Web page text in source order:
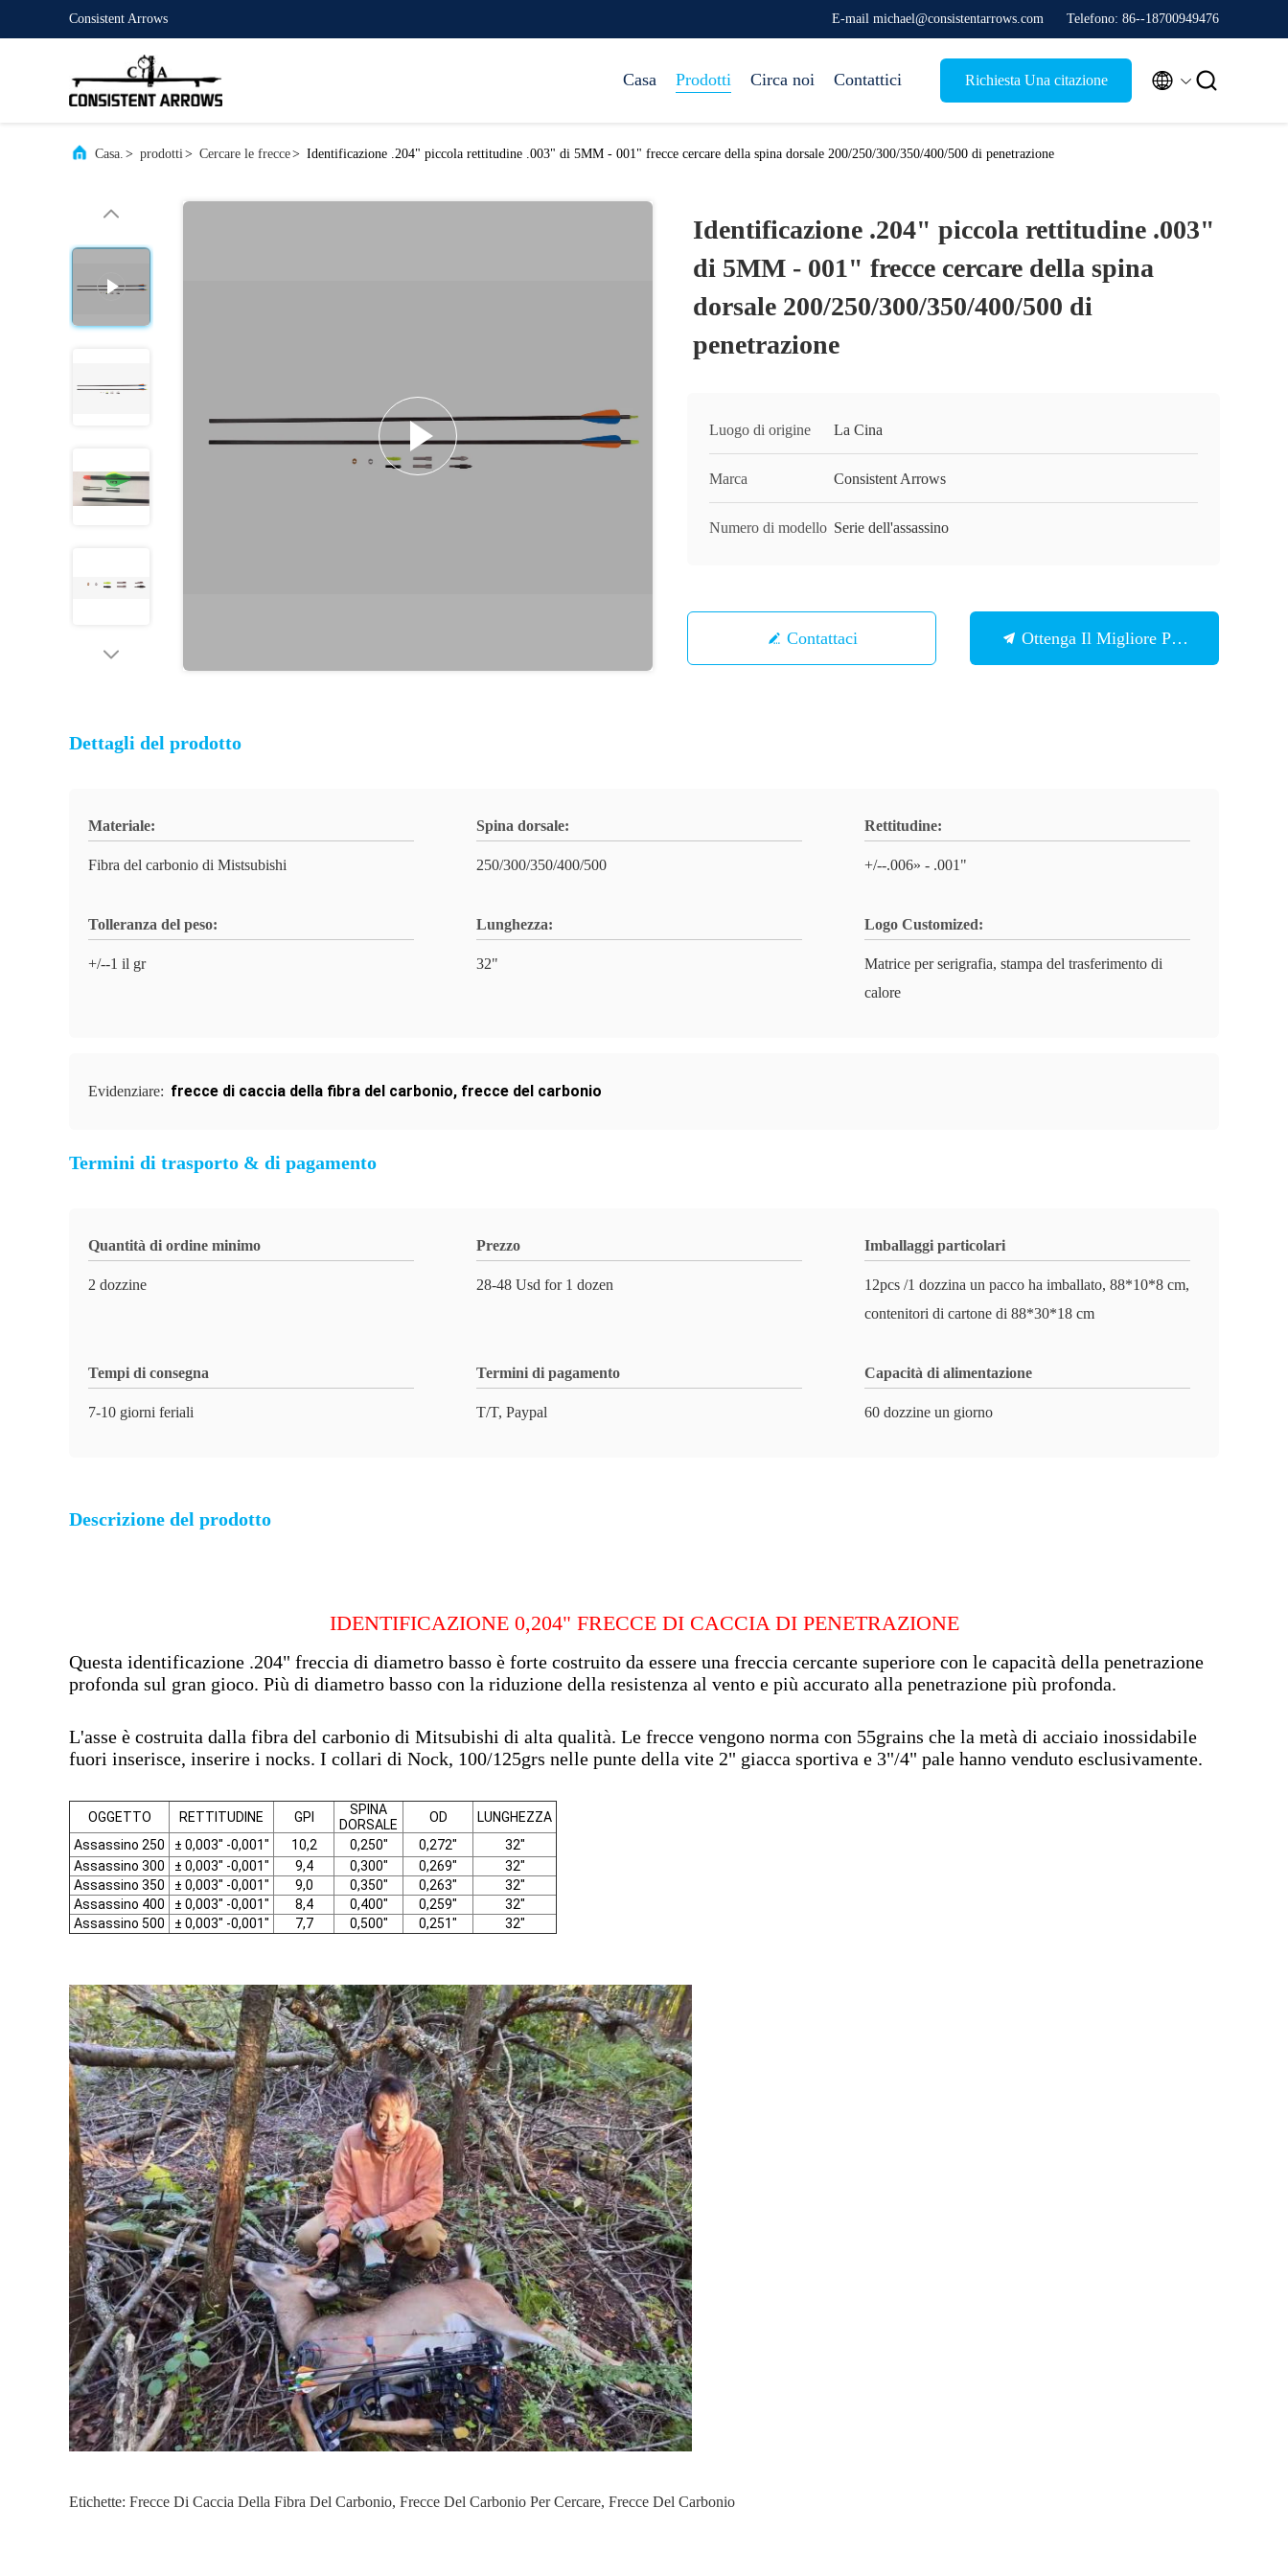
Consistent Arrows E-mail michael@consistentarrows.com Telefono: 86--18700949476
Casa Prodotti Circa noi Contattici Richiesta Una citazione  
Casa. > prodotti> Cercare le frecce> Identificazione .204" piccola rettitudine .003" di 5MM - 001" frecce cercare della spina dorsale 200/250/300/350/400/500 di penetrazione
Identificazione .204" piccola rettitudine .003"
di 5MM - 001" frecce cercare della spina
dorsale 200/250/300/350/400/500 di
penetrazione
Luogo di origine La Cina
Marca Consistent Arrows
Numero di modello Serie dell'assassino
Contattaci Ottenga Il Migliore Prezzo
Dettagli del prodotto
Materiale:
Fibra del carbonio di Mistsubishi
Spina dorsale:
250/300/350/400/500
Rettitudine:
+/--.006» - .001"
Tolleranza del peso:
+/--1 il gr
Lunghezza:
32"
Logo Customized:
Matrice per serigrafia, stampa del trasferimento di
calore
Evidenziare: frecce di caccia della fibra del carbonio, frecce del carbonio
Termini di trasporto & di pagamento
Quantità di ordine minimo
2 dozzine
Prezzo
28-48 Usd for 1 dozen
Imballaggi particolari
12pcs /1 dozzina un pacco ha imballato, 88*10*8 cm,
contenitori di cartone di 88*30*18 cm
Tempi di consegna
7-10 giorni feriali
Termini di pagamento
T/T, Paypal
Capacità di alimentazione
60 dozzine un giorno
Descrizione del prodotto
IDENTIFICAZIONE 0,204" FRECCE DI CACCIA DI PENETRAZIONE
Questa identificazione .204" freccia di diametro basso è forte costruito da essere una freccia cercante superiore con le capacità della penetrazione
profonda sul gran gioco. Più di diametro basso con la riduzione della resistenza al vento e più accurato alla penetrazione più profonda.
L'asse è costruita dalla fibra del carbonio di Mitsubishi di alta qualità. Le frecce vengono norma con 55grains che la metà di acciaio inossidabile
fuori inserisce, inserire i nocks. I collari di Nock, 100/125grs nelle punte della vite 2" giacca sportiva e 3"/4" pale hanno venduto esclusivamente.
OGGETTO RETTITUDINE GPI
SPINA
DORSALE
OD
LUNGHEZZA
Assassino 250
± 0,003" -0,001" 10,2 0,250" 0,272"
32"
Assassino 300
± 0,003" -0,001" 9,4 0,300" 0,269"
32"
Assassino 350
± 0,003" -0,001" 9,0 0,350" 0,263"
32"
Assassino 400
± 0,003" -0,001" 8,4 0,400" 0,259"
32"
Assassino 500
± 0,003" -0,001" 7,7 0,500" 0,251" 32"
Etichette: Frecce Di Caccia Della Fibra Del Carbonio, Frecce Del Carbonio Per Cercare, Frecce Del Carbonio